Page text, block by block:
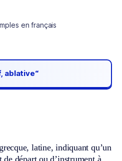
en français
ablative“
latine, indiquant qu’un
départ ou d’instrument à